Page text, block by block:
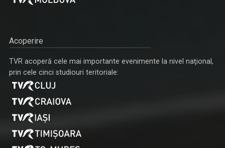
Acoperire
TVR acoperă cele mai importante evenimente la nivel naţional,
prin cele cinci studiouri teritoriale: